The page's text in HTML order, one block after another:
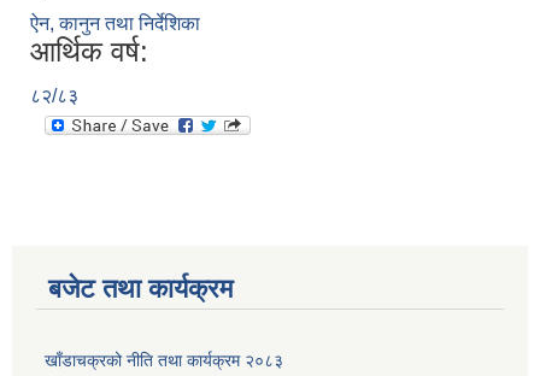
ऐन, कानुन तथा निर्देशिका
आर्थिक वर्ष:
८२/८३
बजेट तथा कार्यक्रम
खाँडाचक्रको नीति तथा कार्यक्रम २०८३